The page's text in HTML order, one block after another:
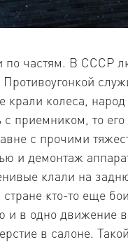
по частям. В СССР
колеса,
приемником, то
с прочими
и демонтаж
клали на
кто-то еще
и в одно движение
в салоне.